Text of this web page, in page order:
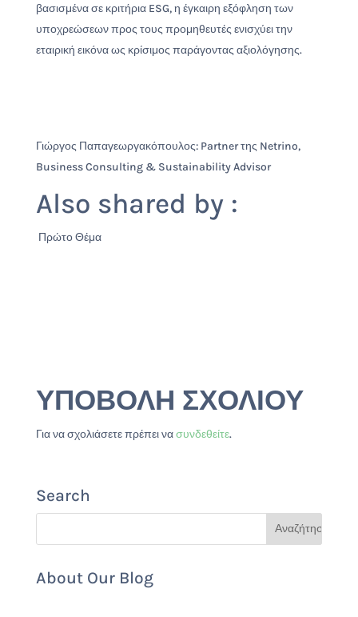
βασισμένα σε κριτήρια ESG, η έγκαιρη εξόφληση των
υποχρεώσεων προς τους προμηθευτές ενισχύει την
εταιρική εικόνα ως κρίσιμος παράγοντας αξιολόγησης.
Γιώργος Παπαγεωργακόπουλος: Partner της Netrino,
Business Consulting & Sustainability Advisor
Also shared by :
Πρώτο Θέμα
ΥΠΟΒΟΛΉ ΣΧΟΛΊΟΥ
Για να σχολιάσετε πρέπει νασυνδεθείτε.
Search
About Our Blog